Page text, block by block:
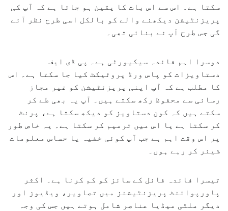
سکتا ہے۔ اس سے اس بات کا یقین ہو جاتا ہے کہ آپ کی
پریزنٹیشن دیکھنے والے کو بالکل اسی طرح نظر آئے
گی جس طرح آپ نے بنائی تھی۔
دوسرا اہم فائدہ سیکیورٹی ہے۔ پی ڈی ایف
دستاویزات کو پاس ورڈ پروٹیکٹ کیا جا سکتا ہے۔ اس
کا مطلب ہے کہ آپ اپنی پریزنٹیشن کو غیر مجاز
رسائی سے محفوظ رکھ سکتے ہیں۔ آپ یہ بھی طے کر
سکتے ہیں کہ کون دستاویز کو دیکھ سکتا ہے، پرنٹ
کر سکتا ہے یا اس میں ترمیم کر سکتا ہے۔ یہ خاص طور
پر اس وقت اہم ہے جب آپ کوئی خفیہ یا حساس معلومات
شیئر کر رہے ہوں۔
تیسرا فائدہ فائل کے سائز کو کم کرنا ہے۔ اکثر
پاورپوائنٹ پریزنٹیشنز میں تصاویر، ویڈیوز اور
دیگر ملٹی میڈیا عناصر شامل ہوتے ہیں جس کی وجہ